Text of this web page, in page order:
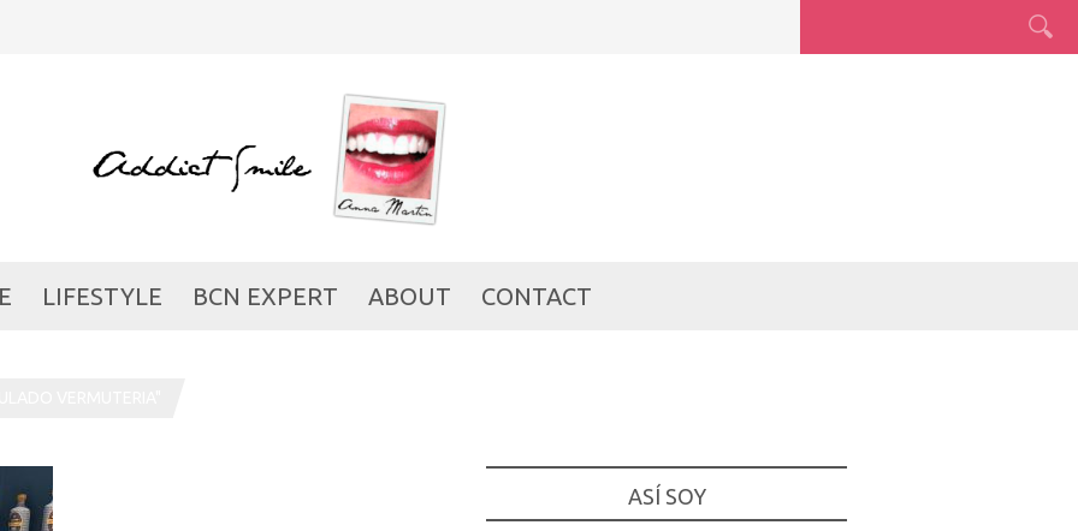
LIFESTYLE BCN EXPERT ABOUT CONTACT
ASÍ SOY